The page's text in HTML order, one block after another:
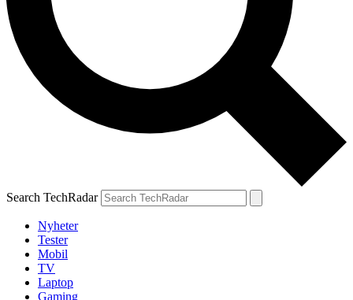
Search TechRadar
Nyheter
Tester
Mobil
TV
Laptop
Gaming